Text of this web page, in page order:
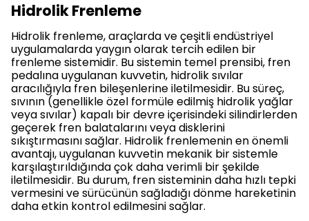
Hidrolik Frenleme
Hidrolik frenleme, araçlarda ve çeşitli endüstriyel
uygulamalarda yaygın olarak tercih edilen bir
frenleme sistemidir. Bu sistemin temel prensibi, fren
pedalına uygulanan kuvvetin, hidrolik sıvılar
aracılığıyla fren bileşenlerine iletilmesidir. Bu süreç,
sıvının (genellikle özel formüle edilmiş hidrolik yağlar
veya sıvılar) kapalı bir devre içerisindeki silindirlerden
geçerek fren balatalarını veya disklerini
sıkıştırmasını sağlar. Hidrolik frenlemenin en önemli
avantajı, uygulanan kuvvetin mekanik bir sistemle
karşılaştırıldığında çok daha verimli bir şekilde
iletilmesidir. Bu durum, fren sisteminin daha hızlı tepki
vermesini ve sürücünün sağladığı dönme hareketinin
daha etkin kontrol edilmesini sağlar.